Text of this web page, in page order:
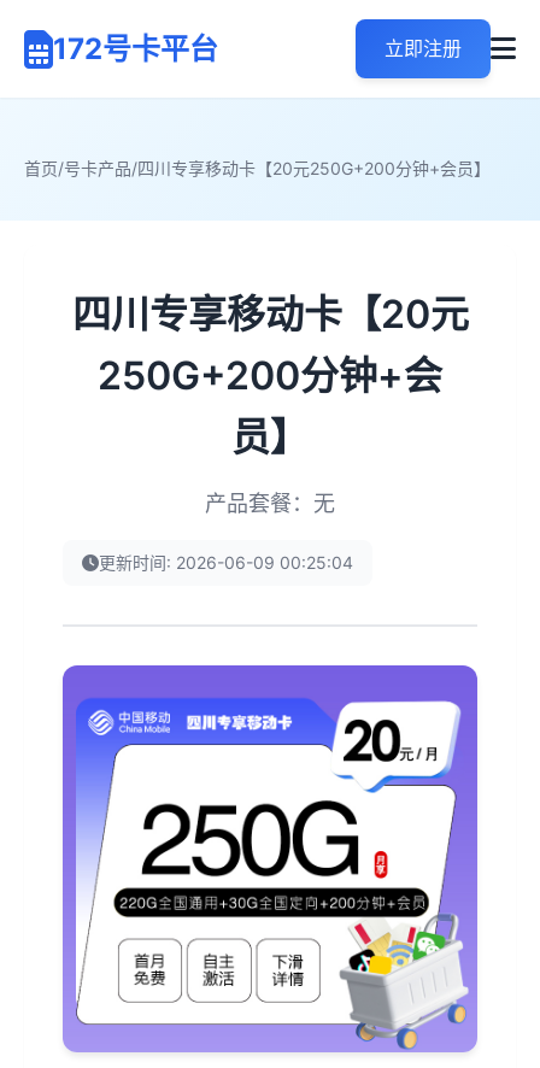
172号卡平台 立即注册
首页/号卡产品/四川专享移动卡【20元250G+200分钟+会员】
四川专享移动卡【20元
250G+200分钟+会
员】
产品套餐：无
更新时间: 2026-06-09 00:25:04